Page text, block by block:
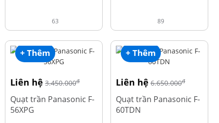
63 89
+ Thêm
Liên hệ 3.450.000đ
Quạt trần Panasonic F-
56XPG
+ Thêm
Liên hệ 6.650.000đ
Quạt trần Panasonic F-
60TDN